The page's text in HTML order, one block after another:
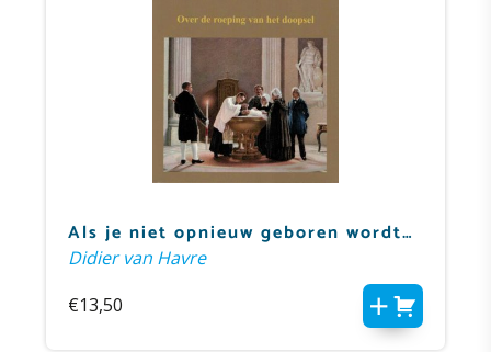
Als je niet opnieuw geboren wordt…
Didier van Havre
€13,50